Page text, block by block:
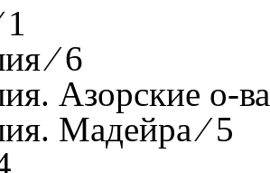
⁄ 6
Азорские о-
Мадейра ⁄ 5